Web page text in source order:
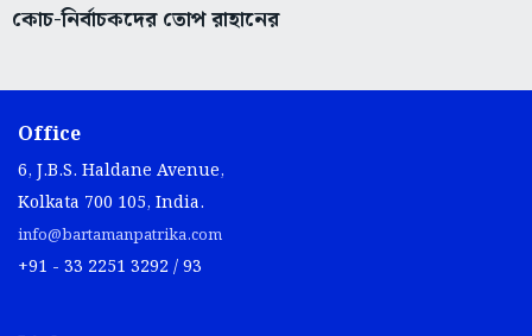
কোচ-নির্বাচকদের তোপ রাহানের
Office
6, J.B.S. Haldane Avenue,
Kolkata 700 105, India.
info@bartamanpatrika.com
+91 - 33 2251 3292 / 93